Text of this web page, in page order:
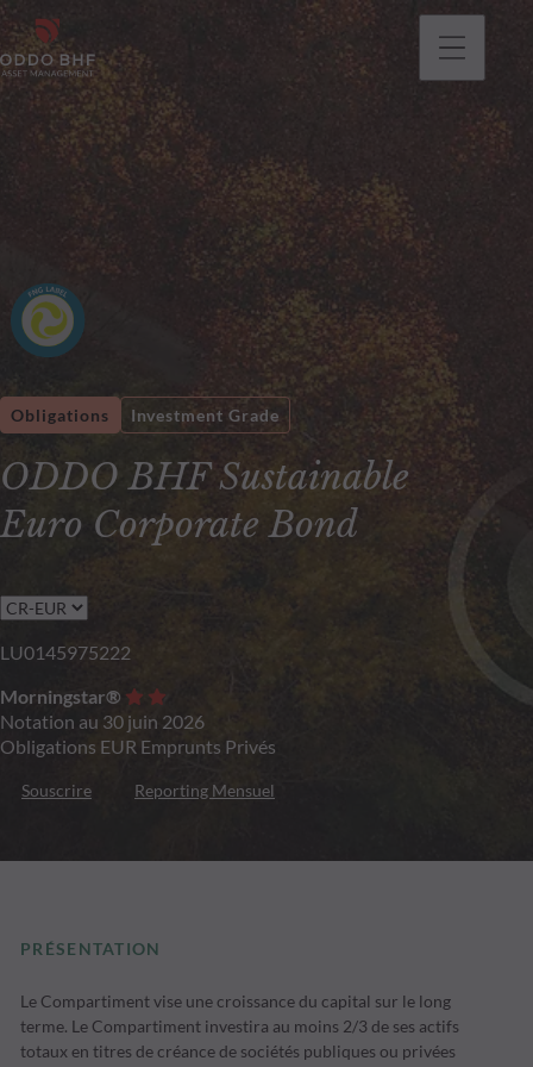
ODDO BHF Sustainable
Euro Corporate Bond
Obligations Investment Grade
LU0145975222
Morningstar®
Notation au 30 juin 2026
Obligations EUR Emprunts Privés
Souscrire Reporting Mensuel
PRÉSENTATION
Le Compartiment vise une croissance du capital sur le long
terme. Le Compartiment investira au moins 2/3 de ses actifs
totaux en titres de créance de sociétés publiques ou privées